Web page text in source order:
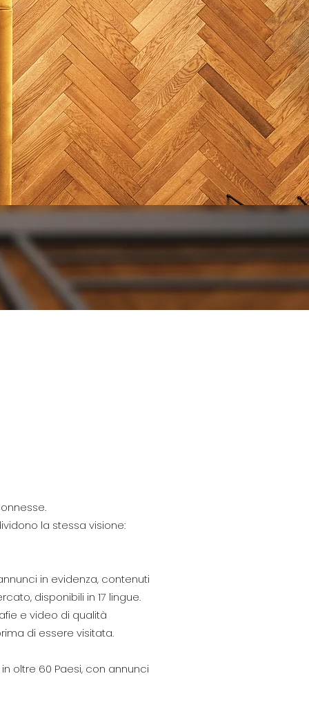
testo.
la stessa visione:
in evidenza, contenuti
disponibili in 17 lingue.
e video di qualità
di essere visitata.
oltre 60 Paesi, con annunci